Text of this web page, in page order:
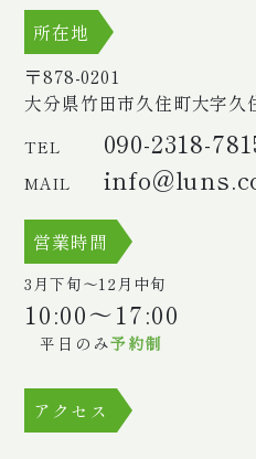
所在地
〒878-0201
大分県竹田市久住町大字久
TEL 090-2318-
MAIL
営業時間
3月下旬〜12月中旬
10:00～17:00
平日のみ予約制
アクセス